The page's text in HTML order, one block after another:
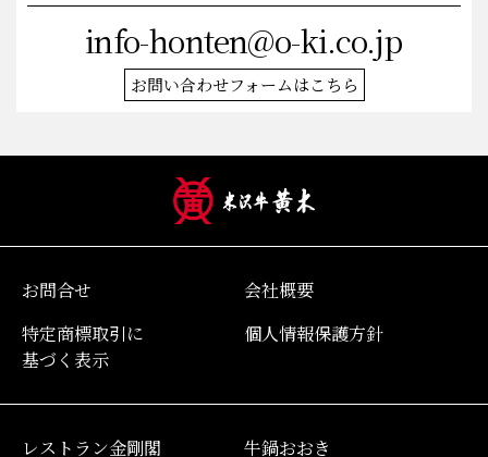
info-honten@o-ki.co.jp
お問い合わせフォームはこちら
お問合せ
会社概要
特定商標取引に
基づく表示
個人情報保護方針
レストラン金剛閣 牛鍋おおき